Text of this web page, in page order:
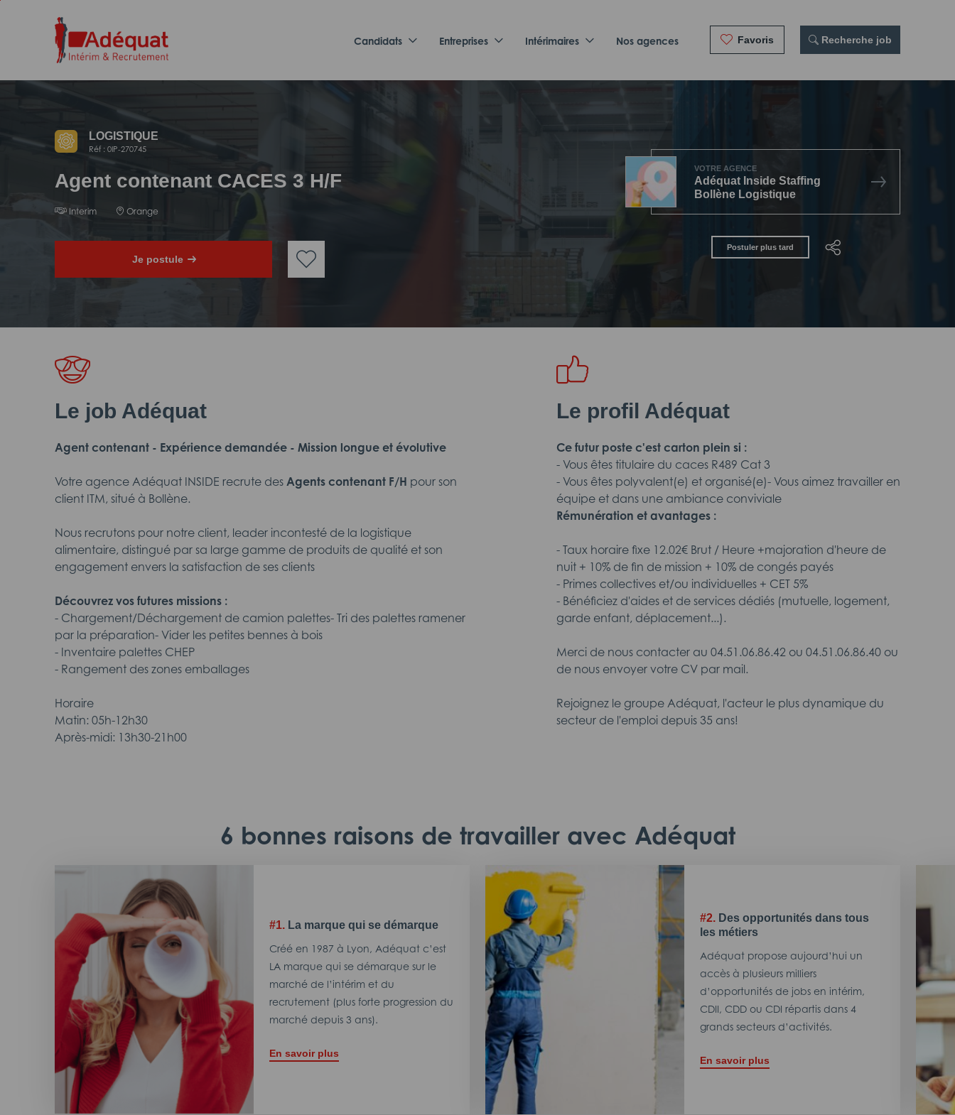
navigation
Candidats Entreprises Intérimaires Nos agences Favoris Recherche job
LOGISTIQUE
Réf : 0IP-270745
Agent contenant CACES 3 H/F
Interim Orange
Je postule
VOTRE AGENCE
Adéquat Inside Staffing
Bollène Logistique
Postuler plus tard
Le job Adéquat
Agent contenant - Expérience demandée - Mission longue et évolutive
Votre agence Adéquat INSIDE recrute des Agents contenant F/H pour son
client ITM, situé à Bollène.
Nous recrutons pour notre client, leader incontesté de la logistique
alimentaire, distingué par sa large gamme de produits de qualité et son
engagement envers la satisfaction de ses clients
Découvrez vos futures missions :
- Chargement/Déchargement de camion palettes- Tri des palettes ramener
par la préparation- Vider les petites bennes à bois
- Inventaire palettes CHEP
- Rangement des zones emballages
Horaire
Matin: 05h-12h30
Après-midi: 13h30-21h00
Le profil Adéquat
Ce futur poste c'est carton plein si :
- Vous êtes titulaire du caces R489 Cat 3
- Vous êtes polyvalent(e) et organisé(e)- Vous aimez travailler en
équipe et dans une ambiance conviviale
Rémunération et avantages :
- Taux horaire fixe 12.02€ Brut / Heure +majoration d'heure de
nuit + 10% de fin de mission + 10% de congés payés
- Primes collectives et/ou individuelles + CET 5%
- Bénéficiez d'aides et de services dédiés (mutuelle, logement,
garde enfant, déplacement...).
Merci de nous contacter au 04.51.06.86.42 ou 04.51.06.86.40 ou
de nous envoyer votre CV par mail.
Rejoignez le groupe Adéquat, l'acteur le plus dynamique du
secteur de l'emploi depuis 35 ans!
6 bonnes raisons de travailler avec Adéquat
#1. La marque qui se démarque
Créé en 1987 à Lyon, Adéquat c’est
LA marque qui se démarque sur le
marché de l’intérim et du
recrutement (plus forte progression du
marché depuis 3 ans).
En savoir plus
#2. Des opportunités dans tous
les métiers
Adéquat propose aujourd’hui un
accès à plusieurs milliers
d’opportunités de jobs en intérim,
CDII, CDD ou CDI répartis dans 4
grands secteurs d’activités.
En savoir plus